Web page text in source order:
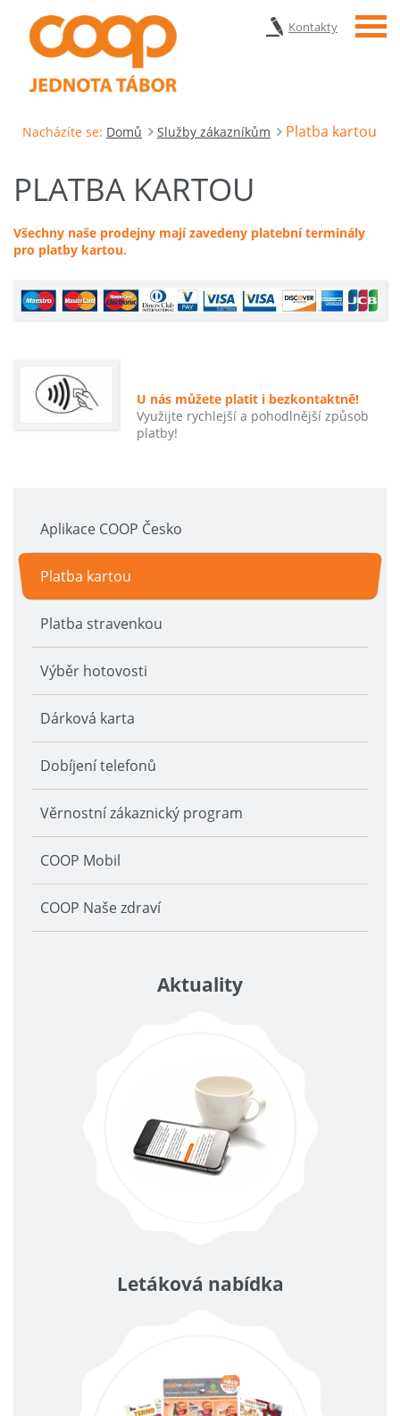
Kontakty Menu
Nacházíte se: Domů Služby zákazníkům Platba kartou
PLATBA KARTOU
Všechny naše prodejny mají zavedeny platební terminály
pro platby kartou.
U nás můžete platit i bezkontaktně!
Využijte rychlejší a pohodlnější způsob
platby!
Aplikace COOP Česko
Platba kartou
Platba stravenkou
Výběr hotovosti
Dárková karta
Dobíjení telefonů
Věrnostní zákaznický program
COOP Mobil
COOP Naše zdraví
Aktuality
Letáková nabídka